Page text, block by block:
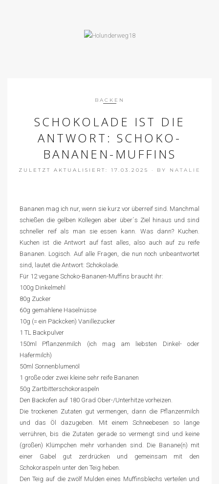
BACKEN
SCHOKOLADE IST DIE
ANTWORT: SCHOKO-
BANANEN-MUFFINS
ZULETZT AKTUALISIERT: 17.03.2025 · BY NATALIE
Bananen mag ich nur, wenn sie kurz vor überreif sind. Manchmal
schießen die gelben Kollegen aber über´s Ziel hinaus und sind
schneller reif als man sie essen kann. Was dann? Kuchen.
Kuchen ist die Antwort auf fast alles, also auch auf zu reife
Bananen. Logisch. Auf alle Fragen, die nun noch unbeantwortet
sind, lautet die Antwort: Schokolade.
Für 12 vegane Schoko-Bananen-Muffins braucht ihr:
100g Dinkelmehl
80g Zucker
60g gemahlene Haselnüsse
10g (= ein Päckcken) Vanillezucker
1 TL Backpulver
150ml Pflanzenmilch (ich mag am liebsten Dinkel- oder
Hafermilch)
50ml Sonnenblumenöl
1 große oder zwei kleine sehr reife Bananen
50g Zartbitterschokoraspeln
Den Backofen auf 180 Grad Ober-/Unterhitze vorheizen.
Die trockenen Zutaten gut vermengen, dann die Pflanzenmilch
und das Öl dazugeben. Mit einem Schneebesen so lange
verrühren, bis die Zutaten gerade so vermengt sind und keine
(großen) Klümpchen mehr vorhanden sind. Die Banane(n) mit
einer Gabel gut zerdrücken und gemeinsam mit den
Schokoraspeln unter den Teig heben.
Den Teig auf die zwölf Mulden eines Muffinsblechs verteilen und